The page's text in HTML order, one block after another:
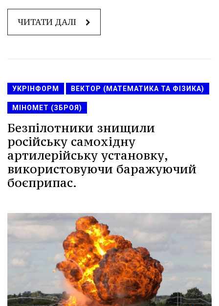
ЧИТАТИ ДАЛІ
УКРІНФОРМ ВЕКТОР (МАТЕМАТИКА ТА ФІЗИКА)
МІНОМЕТ (ЗБРОЯ)
Безпілотники знищили
російську самохідну
артилерійську установку,
використовуючи баражуючий
боєприпас.